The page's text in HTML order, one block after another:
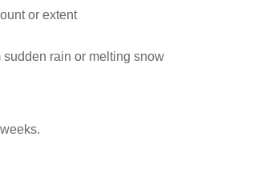
or extent
rain or melting snow